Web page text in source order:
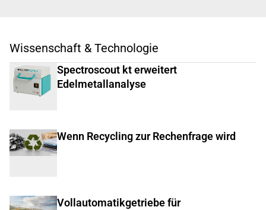
Wissenschaft & Technologie
Spectroscout kt erweitert
Edelmetallanalyse
Wenn Recycling zur Rechenfrage wird
Vollautomatikgetriebe für